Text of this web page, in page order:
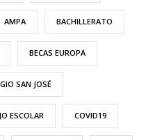
AMPA BACHILLERATO
BECAS EUROPA
SAN JOSÉ
ESCOLAR COVID19